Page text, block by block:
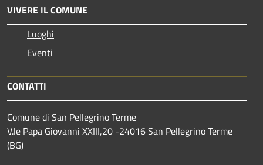
VIVERE IL COMUNE
Luoghi
Eventi
CONTATTI
Comune di San Pellegrino Terme
V.le Papa Giovanni XXIII,20 -24016 San Pellegrino Terme
(BG)